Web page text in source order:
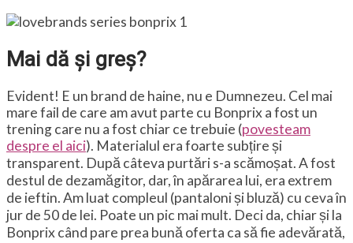
Mai dă și greș?
Evident! E un brand de haine, nu e Dumnezeu. Cel mai
mare fail de care am avut parte cu Bonprix a fost un
trening care nu a fost chiar ce trebuie (povesteam
despre el aici). Materialul era foarte subțire și
transparent. După câteva purtări s-a scămoșat. A fost
destul de dezamăgitor, dar, în apărarea lui, era extrem
de ieftin. Am luat compleul (pantaloni și bluză) cu ceva în
jur de 50 de lei. Poate un pic mai mult. Deci da, chiar și la
Bonprix când pare prea bună oferta ca să fie adevărată,